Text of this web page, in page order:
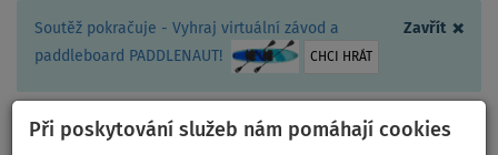
Zavřít ×
Soutěž pokračuje - Vyhraj virtuální závod a
paddleboard PADDLENAUT!
CHCI HRÁT
Při poskytování služeb nám pomáhají cookies
CZ/Kč +420 467 409 090 0ks